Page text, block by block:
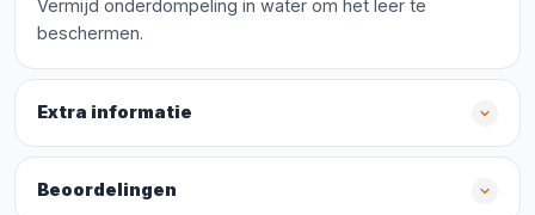
Vermijd onderdompeling in water om het leer te
beschermen.
Extra informatie
Beoordelingen